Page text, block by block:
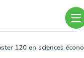
120 en sciences